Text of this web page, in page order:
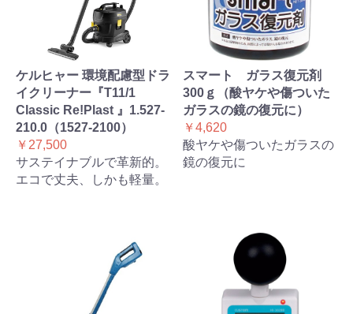
ケルヒャー 環境配慮型ドラ
イクリーナー『T11/1
Classic Re!Plast 』1.527-
210.0（1527-2100）
￥27,500
サステイナブルで革新的。
エコで丈夫、しかも軽量。
スマート ガラス復元剤
300ｇ（酸ヤケや傷ついた
ガラスの鏡の復元に）
￥4,620
酸ヤケや傷ついたガラスの
鏡の復元に